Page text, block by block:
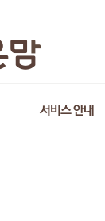
서비스 안내